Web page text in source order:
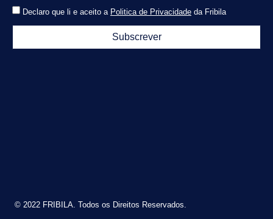
Declaro que li e aceito a Politica de Privacidade da Fribila
Subscrever
© 2022 FRIBILA. Todos os Direitos Reservados.